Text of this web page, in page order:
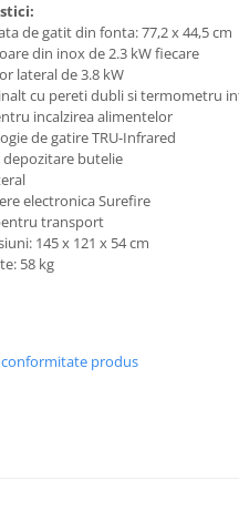
dinde gatit din fonta: 77,2 x 44,5 cm
din inox de 2.3 kW fiecare
lateralde 3.8 kW
cu pereti dubli si termometru
incalzirea alimentelor
de gatire TRU-Infrared
butelie
electronica Surefire
transport
145 x 121 x 54 cm
58 kg
produs